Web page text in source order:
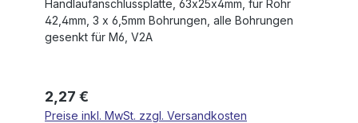
Handlaufanschlussplatte, 63x25x4mm, für Rohr
42,4mm, 3 x 6,5mm Bohrungen, alle Bohrungen
gesenkt für M6, V2A
Regulärer Preis:
2,27 €
Preise inkl. MwSt. zzgl. Versandkosten